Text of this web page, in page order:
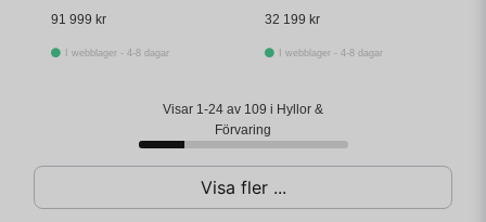
91 999 kr
I webblager - 4-8 dagar
32 199 kr
I webblager - 4-8 dagar
Visar 1-24 av 109 i Hyllor &
Förvaring
Visa fler ...